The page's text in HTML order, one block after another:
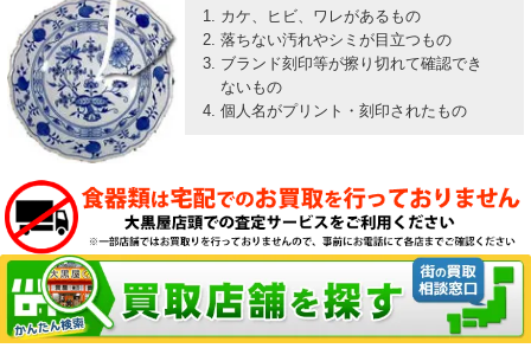
カケ、ヒビ、ワレがあるもの
落ちない汚れやシミが目立つもの
ブランド刻印等が擦り切れて確認でき
ないもの
個人名がプリント・刻印されたもの